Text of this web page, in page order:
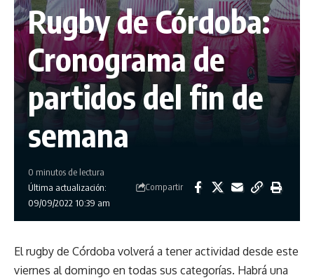
Rugby de Córdoba:
Cronograma de
partidos del fin de
semana
Última actualización:
09/09/2022 10:39 am
0 minutos de lectura
Compartir
El rugby de Córdoba volverá a tener actividad desde este
viernes al domingo en todas sus categorías. Habrá una